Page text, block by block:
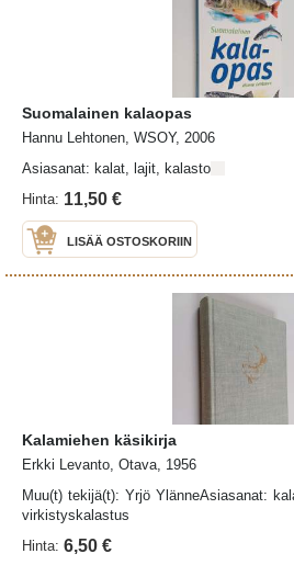
Suomalainen kalaopas
Hannu Lehtonen, WSOY, 2006
Asiasanat: kalat, lajit, kalasto
Hinta: 11,50 €
LISÄÄ OSTOSKORIIN
Kalamiehen käsikirja
Erkki Levanto, Otava, 1956
Muu(t) tekijä(t): Yrjö YlänneAsiasanat:
virkistyskalastus
Hinta: 6,50 €